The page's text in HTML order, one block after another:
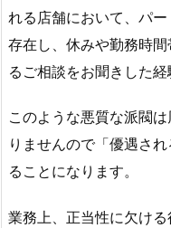
れる店舗において、パ
存在し、休みや勤務時
るご相談をお聞きした経
このような悪質な派閥
りませんので「優遇さ
ることになります。
業務上、正当性に欠け